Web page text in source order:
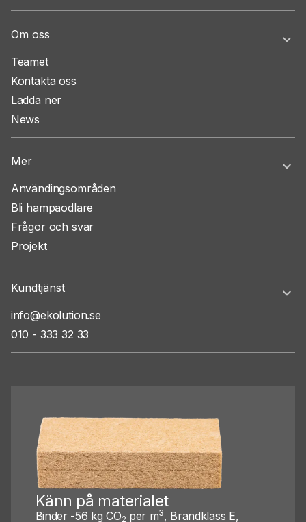
Om oss
Teamet
Kontakta oss
Ladda ner
News
Mer
Användingsområden
Bli hampaodlare
Frågor och svar
Projekt
Kundtjänst
info@ekolution.se
010 - 333 32 33
Känn på materialet
Binder -56 kg CO2 per m3, Brandklass E,